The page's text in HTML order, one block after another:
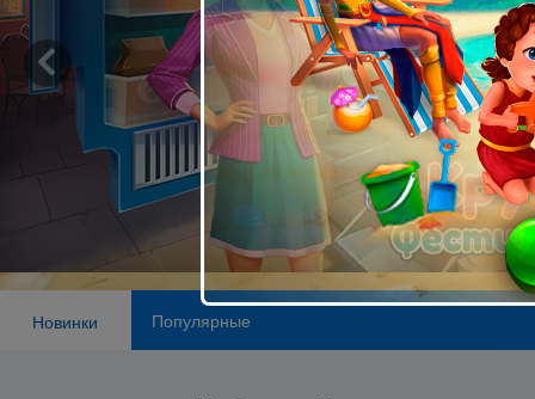
Новинки Популярные